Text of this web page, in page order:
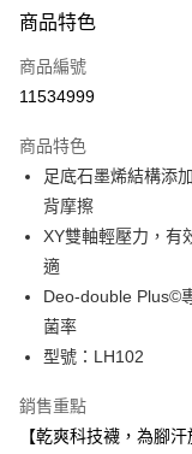
信用卡一次付款
超商取貨付款
Apple Pay
ATM付款
運送方式
每筆NT$100，滿
商品特色
商品編號
11534999
商品特色
足底石墨烯結構添
背摩擦
XY雙軸輕壓力，有
適
Deo-double Plus©
菌率
型號：LH102
銷售重點
【乾爽科技襪，為腳